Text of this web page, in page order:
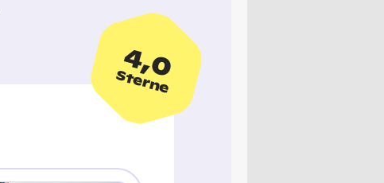
4,0
Sterne